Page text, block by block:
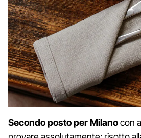
Secondo posto per Milanocon